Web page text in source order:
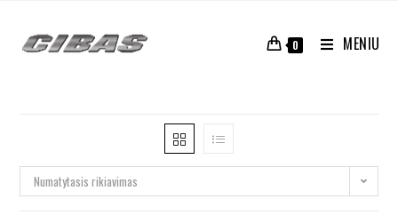
0 MENIU
Numatytasis rikiavimas